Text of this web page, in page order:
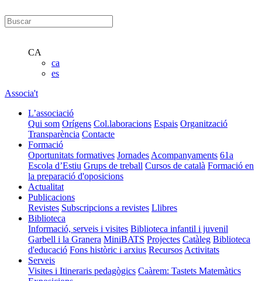
CA
ca
es
Associa't
L’associació
Qui som Orígens Col.laboracions Espais Organització
Transparència Contacte
Formació
Oportunitats formatives Jornades Acompanyaments 61a
Escola d’Estiu Grups de treball Cursos de català Formació en
la preparació d'oposicions
Actualitat
Publicacions
Revistes Subscripcions a revistes Llibres
Biblioteca
Informació, serveis i visites Biblioteca infantil i juvenil
Garbell i la Granera MiniBATS Projectes Catàleg Biblioteca
d'educació Fons històric i arxius Recursos Activitats
Serveis
Visites i Itineraris pedagògics Caàrem: Tastets Matemàtics